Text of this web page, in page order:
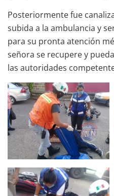
Posteriormente fue
subida a la ambulancia y
para su pronta atención
señora se recupere y
las autoridades